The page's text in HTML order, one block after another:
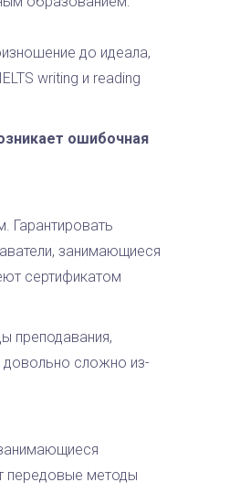
до идеала,
writing и reading
ошибочная
Гарантировать
занимающиеся
сертификатом
преподавания,
довольно сложно из-
передовые методы